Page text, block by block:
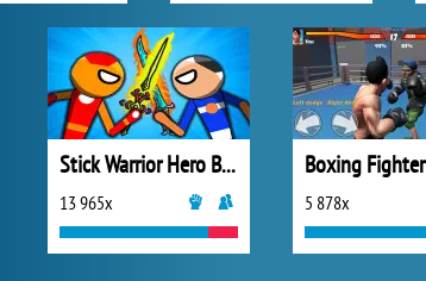
Stick Warrior Hero Battle
13 965x
Boxing Fighter
5 878x